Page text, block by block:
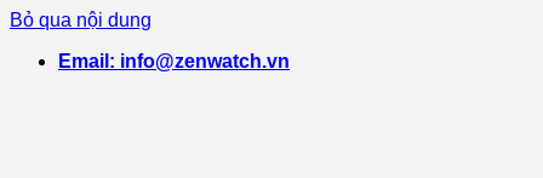
Bỏ qua nội dung
Email: info@zenwatch.vn